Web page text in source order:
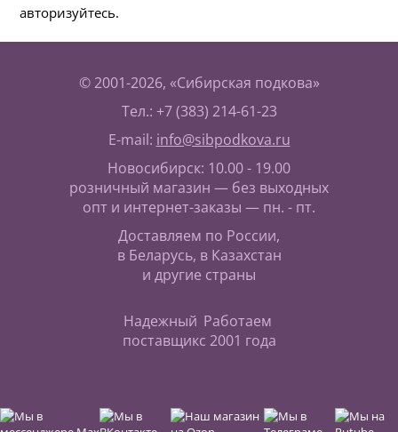
авторизуйтесь.
© 2001-2026, «Сибирская подкова»
Тел.: +7 (383) 214-61-23
E-mail: info@sibpodkova.ru
Новосибирск: 10.00 - 19.00
розничный магазин — без выходных
опт и интернет-заказы — пн. - пт.
Доставляем по России,
в Беларусь, в Казахстан
и другие страны
Надежный
поставщик
Работаем
с 2001 года